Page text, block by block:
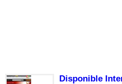
Disponible